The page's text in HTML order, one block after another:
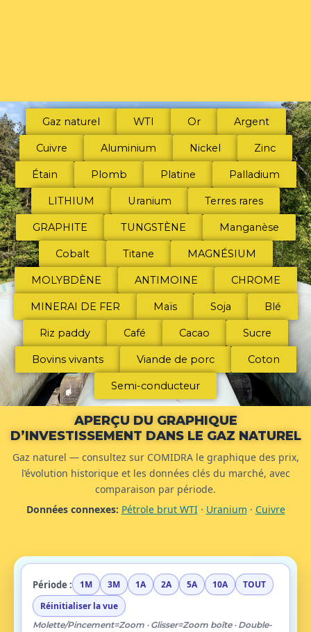
Gaz naturel WTI Or Argent
Cuivre Aluminium Nickel Zinc
Étain Plomb Platine Palladium
LITHIUM Uranium Terres rares
GRAPHITE TUNGSTÈNE Manganèse
Cobalt Titane MAGNÉSIUM
MOLYBDÈNE ANTIMOINE CHROME
MINERAI DE FER Maïs Soja Blé
Riz paddy Café Cacao Sucre
Bovins vivants Viande de porc Coton
Semi-conducteur
APERÇU DU GRAPHIQUE
D’INVESTISSEMENT DANS LE GAZ NATUREL
Gaz naturel — consultez sur COMIDRA le graphique des prix,
l’évolution historique et les données clés du marché, avec
comparaison par période.
Données connexes: Pétrole brut WTI · Uranium · Cuivre
Période : 1M 3M 1A 2A 5A 10A
TOUT
Réinitialiser la vue
Molette/Pincement=Zoom · Glisser=Zoom boîte · Double-